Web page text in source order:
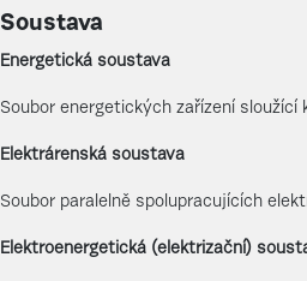
Soustava
Energetická soustava
Soubor energetických zařízení
Elektrárenská soustava
Soubor paralelně spolupracujících
Elektroenergetická (elektrizační)